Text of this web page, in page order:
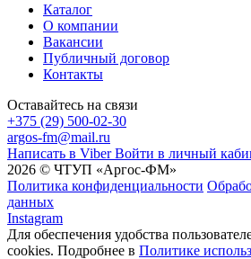
Каталог
О компании
Вакансии
Публичный договор
Контакты
Оставайтесь на связи
+375 (29) 500-02-30
argos-fm@mail.ru
Написать в Viber Войти в личный
2026 © ЧТУП «Аргос-ФМ»
Политика конфиденциальности
данных
Instagram
Для обеспечения удобства
cookies. Подробнее в Политике